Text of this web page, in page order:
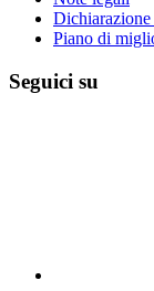
Piano di
Seguici su